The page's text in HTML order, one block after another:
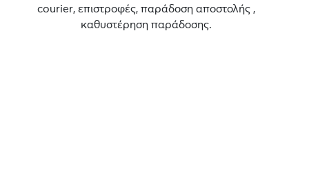
courier, επιστροφές, παράδοση αποστολής ,
καθυστέρηση παράδοσης.